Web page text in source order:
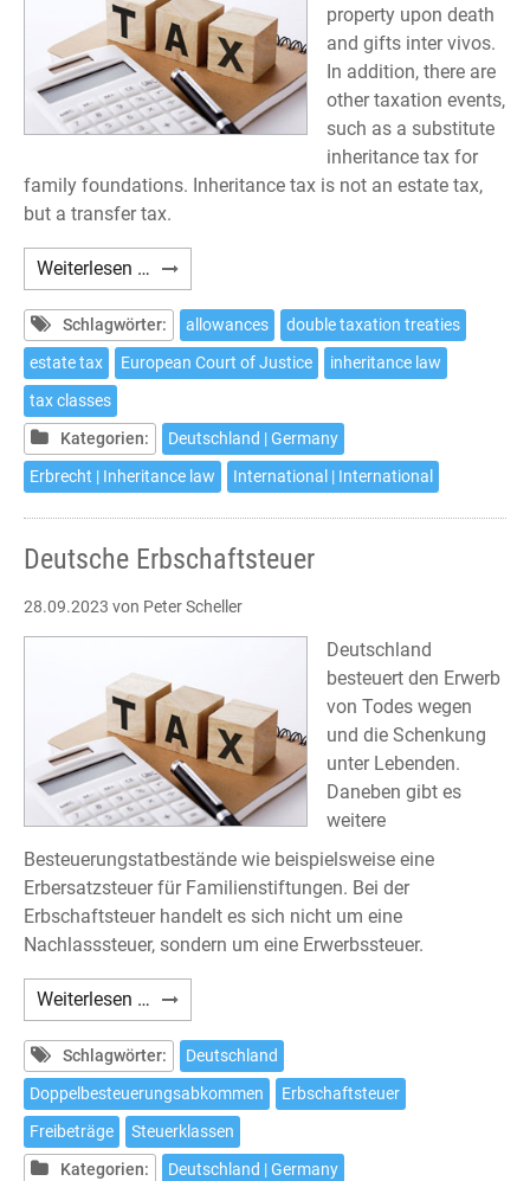
property upon death
and gifts inter vivos.
In addition, there are
other taxation events,
such as a substitute
inheritance tax for
family foundations. Inheritance tax is not an estate tax,
but a transfer tax.
Weiterlesen … German
Inheritance
Tax
Schlagwörter: allowances
double taxation treaties
estate tax
European Court of Justice
inheritance law
tax classes
Kategorien:
Deutschland | Germany
Erbrecht | Inheritance law
International | International
Deutsche Erbschaftsteuer
28.09.2023 von Peter Scheller
Deutschland
besteuert den Erwerb
von Todes wegen
und die Schenkung
unter Lebenden.
Daneben gibt es
weitere
Besteuerungstatbestände wie beispielsweise eine
Erbersatzsteuer für Familienstiftungen. Bei der
Erbschaftsteuer handelt es sich nicht um eine
Nachlasssteuer, sondern um eine Erwerbssteuer.
Weiterlesen … Deutsche
Erbschaftsteuer
Schlagwörter:
Deutschland
Doppelbesteuerungsabkommen
Erbschaftsteuer
Freibeträge
Steuerklassen
Kategorien:
Deutschland | Germany